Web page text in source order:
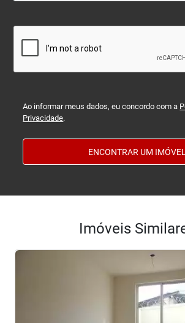
Ao informar meus dados, eu concordo com a
Privacidade.
ENCONTRAR UM IMÓVEL
Imóveis